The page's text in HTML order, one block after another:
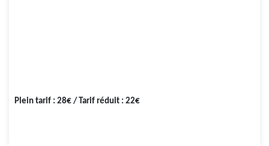
Plein tarif : 28€ / Tarif réduit : 22€